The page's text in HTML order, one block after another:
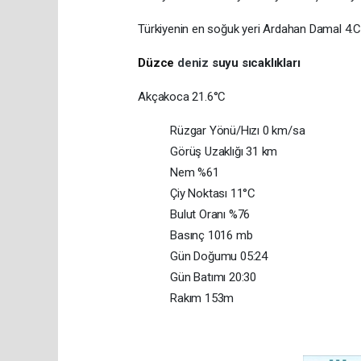
Türkiyenin en soğuk yeri Ardahan Damal 4.C
Düzce deniz suyu sıcaklıkları
Akçakoca 21.6°C
Rüzgar Yönü/Hızı 0 km/sa
Görüş Uzaklığı 31 km
Nem %61
Çiy Noktası 11°C
Bulut Oranı %76
Basınç 1016 mb
Gün Doğumu 05:24
Gün Batımı 20:30
Rakım 153m